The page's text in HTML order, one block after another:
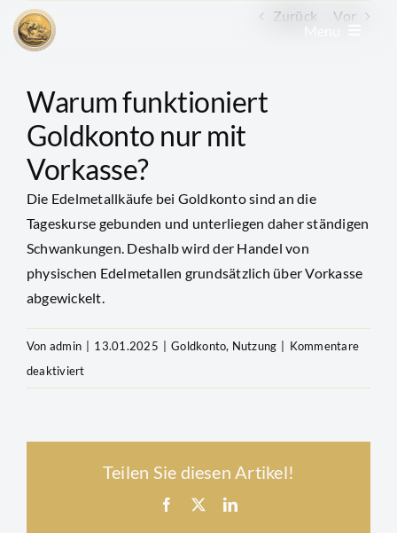
Zum
Inhalt
Menu
Edelmetall kaufen
Edelmetall verkaufen
Goldkonto
GoldRevolution
Kurse & Charts
News & Beiträge
Newsletter
Zurück Vor
Warum funktioniert
Goldkonto nur mit
Vorkasse?
Die Edelmetallkäufe bei Goldkonto sind an die
Tageskurse gebunden und unterliegen daher ständigen
Schwankungen. Deshalb wird der Handel von
physischen Edelmetallen grundsätzlich über Vorkasse
abgewickelt.
Von admin 13.01.2025 Goldkonto, Nutzung
Kommentare
deaktiviertfür
Goldkonto
Teilen Sie diesen Artikel!
Facebook LinkedIn